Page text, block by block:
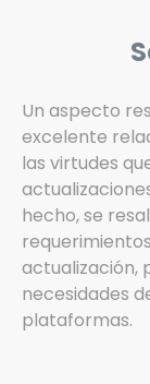
Un aspecto
excelente
las virtudes
hecho, se
actualización,
necesidades
plataformas.